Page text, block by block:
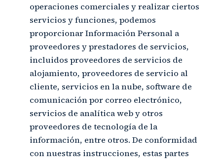
operaciones comerciales y realizar ciertos
servicios y funciones, podemos
proporcionar Información Personal a
proveedores y prestadores de servicios,
incluidos proveedores de servicios de
alojamiento, proveedores de servicio al
cliente, servicios en la nube, software de
comunicación por correo electrónico,
servicios de analítica web y otros
proveedores de tecnología de la
información, entre otros. De conformidad
con nuestras instrucciones, estas partes